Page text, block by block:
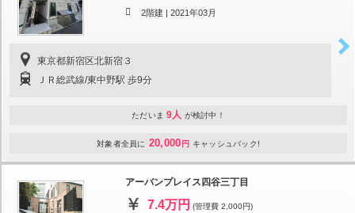
2階建 | 2021年03月
東京都新宿区北新宿３
ＪＲ総武線/東中野駅 歩9分
ただいま 9人 が検討中！
対象者全員に 20,000 円 キャッシュバック!
アーバンプレイス四谷三丁目
7.4万円 (管理費 2,000円)